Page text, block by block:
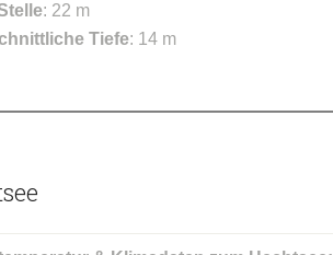
: 22 m
Tiefe: 14 m